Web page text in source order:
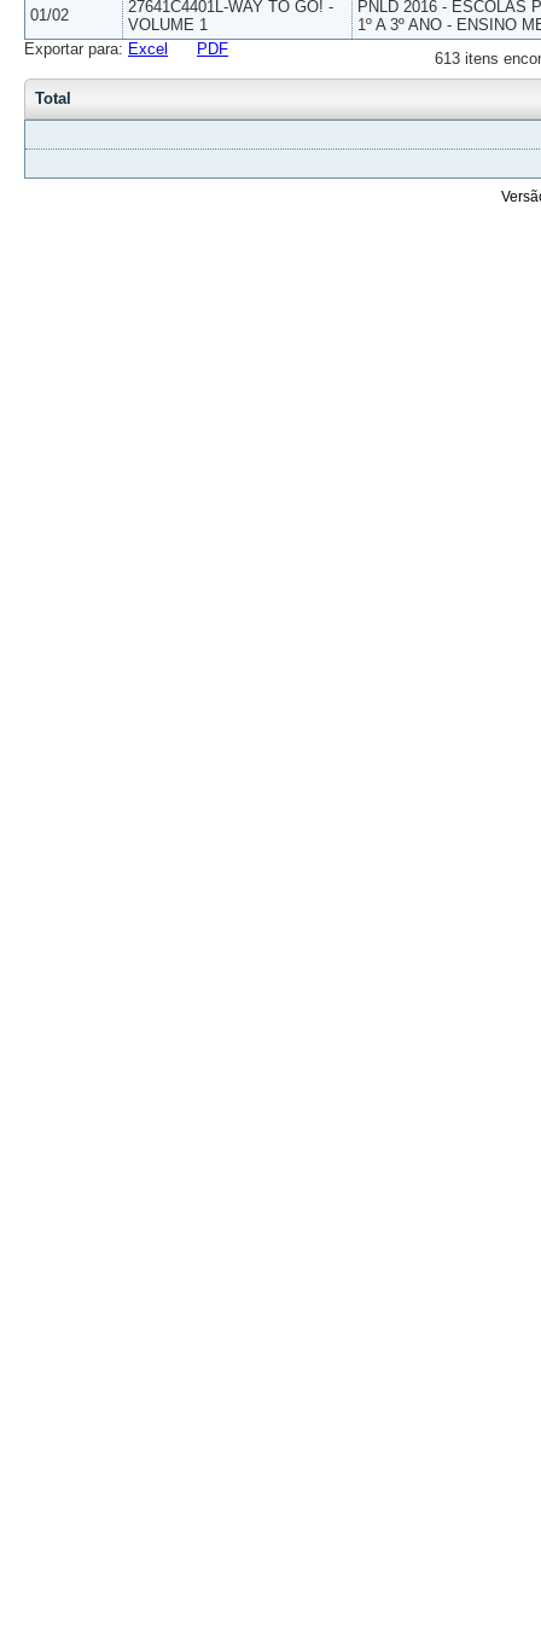
01/02
27641C4401L-WAY TO GO! -
VOLUME 1
PNLD 2016 - ESCOLAS
1º A 3º ANO - ENSINO
613 itens
Exportar para: Excel PDF
Total